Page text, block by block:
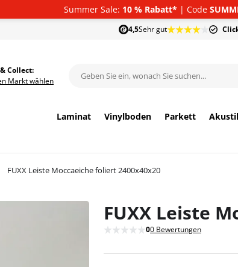
Summer Sale: 10 % Rabatt*| Code
4,5Sehr gut
Collect:
Markt wählen
Laminat Vinylboden Parkett
FUXX Leiste Moccaeiche foliert 2400x40x20
FUXX Leiste
00 Bewertungen